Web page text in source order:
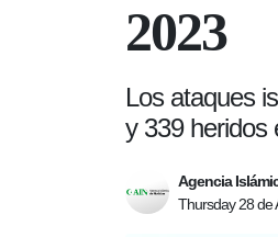
2023
Los ataques
y 339 heridos
Agencia
Thursday 28 de